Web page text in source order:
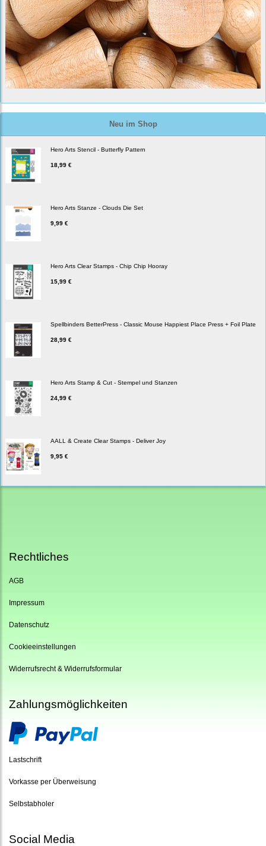
Neu im Shop
Hero Arts Stencil - Butterfly Pattern
18,99 €
Hero Arts Stanze - Clouds Die Set
9,99 €
Hero Arts Clear Stamps - Chip Chip Hooray
15,99 €
Spellbinders BetterPress - Classic Mouse Happiest Place Press + Foil Plate
28,99 €
Hero Arts Stamp & Cut - Stempel und Stanzen
24,99 €
AALL & Create Clear Stamps - Deliver Joy
9,95 €
Rechtliches
AGB
Impressum
Datenschutz
Cookieeinstellungen
Widerrufsrecht & Widerrufsformular
Zahlungsmöglichkeiten
Lastschrift
Vorkasse per Überweisung
Selbstabholer
Social Media